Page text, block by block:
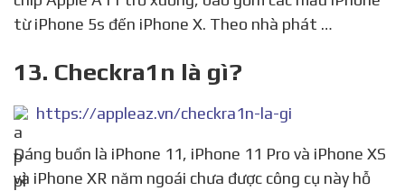
từ iPhone 5s đến iPhone X. Theo nhà phát …
13. Checkra1n là gì?
https://appleaz.vn/checkra1n-la-gi
Đáng buồn là iPhone 11, iPhone 11 Pro và iPhone XS
và iPhone XR năm ngoái chưa được công cụ này hỗ